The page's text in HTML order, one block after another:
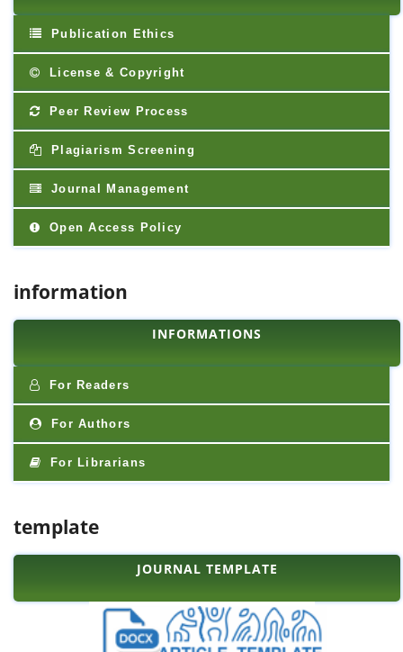
Publication Ethics
License & Copyright
Peer Review Process
Plagiarism Screening
Journal Management
Open Access Policy
information
INFORMATIONS
For Readers
For Authors
For Librarians
template
JOURNAL TEMPLATE